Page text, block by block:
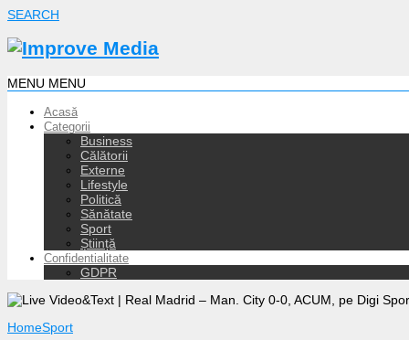
SEARCH
MENU MENU
Acasă
Categorii
Business
Călătorii
Externe
Lifestyle
Politică
Sănătate
Sport
Știință
Confidentialitate
GDPR
HomeSport